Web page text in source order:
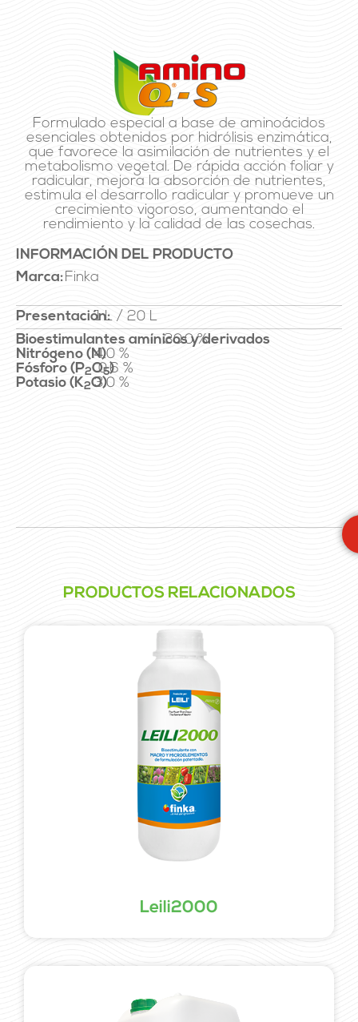
Formulado especial a base de aminoácidos
esenciales obtenidos por hidrólisis enzimática,
que favorece la asimilación de nutrientes y el
metabolismo vegetal. De rápida acción foliar y
radicular, mejora la absorción de nutrientes,
estimula el desarrollo radicular y promueve un
crecimiento vigoroso, aumentando el
rendimiento y la calidad de las cosechas.
INFORMACIÓN DEL PRODUCTO
Marca:Finka
Presentación:1 L / 20 L
Bioestimulantes amínicos y derivados
30.0 %
Nitrógeno (N)4.0 %
Fósforo (P2O5)
0.6 %
Potasio (K2O)
3.0 %
PRODUCTOS RELACIONADOS
Leili2000